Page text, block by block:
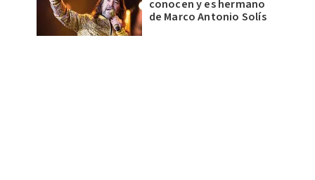
conocen y es hermano
de Marco Antonio Solís